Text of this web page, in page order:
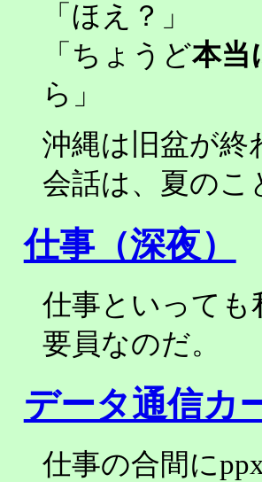
「ほえ？」
「ちょうど本当
ら」
沖縄は旧盆が終
会話は、夏のこ
仕事（深夜）
仕事といって
要員なのだ。
データ通信カ
仕事の合間に